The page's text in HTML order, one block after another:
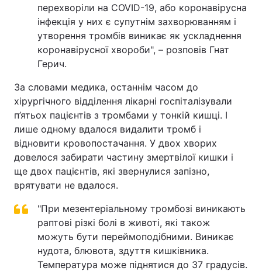
перехворіли на COVID-19, або коронавірусна
інфекція у них є супутнім захворюванням і
утворення тромбів виникає як ускладнення
коронавірусної хвороби", – розповів Гнат
Герич.
За словами медика, останнім часом до
хірургічного відділення лікарні госпіталізували
п’ятьох пацієнтів з тромбами у тонкій кишці. І
лише одному вдалося видалити тромб і
відновити кровопостачання. У двох хворих
довелося забирати частину змертвілої кишки і
ще двох пацієнтів, які звернулися запізно,
врятувати не вдалося.
"При мезентеріальному тромбозі виникають
раптові різкі болі в животі, які також
можуть бути переймоподібними. Виникає
нудота, блювота, здуття кишківника.
Температура може піднятися до 37 градусів.